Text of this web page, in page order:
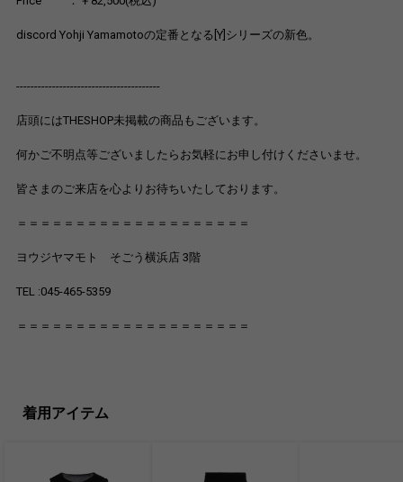
discord Yohji Yamamotoの定番となる[Y]シリーズの新色。
----------------------------------------
店頭にはTHESHOP未掲載の商品もございます。
何かご不明点等ございましたらお気軽にお申し付けくださいませ。
皆さまのご来店を心よりお待ちいたしております。
＝＝＝＝＝＝＝＝＝＝＝＝＝＝＝＝＝＝＝＝
ヨウジヤマモト そごう横浜店 3階
TEL :045-465-5359
＝＝＝＝＝＝＝＝＝＝＝＝＝＝＝＝＝＝＝＝
着用アイテム